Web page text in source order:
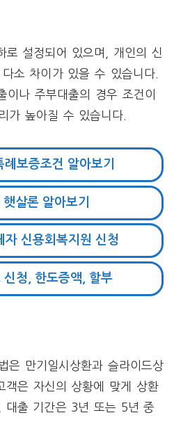
설정되어 있으며, 개인의 신
소 차이가 있을 수 있습니다.
이나 주부대출의 경우 조건이
가 높아질 수 있습니다.
보증조건 알아보기
살론 알아보기
자 신용회복지원 신청
신청, 한도증액, 할부
은 만기일시상환과 슬라이드상
객은 자신의 상황에 맞게 상환
대출 기간은 3년 또는 5년 중